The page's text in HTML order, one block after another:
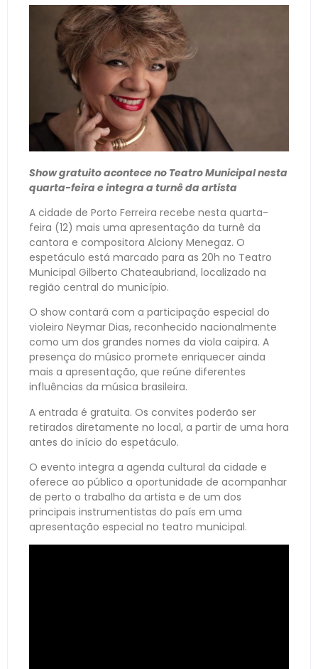
Show gratuito acontece no Teatro Municipal nesta
quarta-feira e integra a turnê da artista
A cidade de Porto Ferreira recebe nesta quarta-
feira (12) mais uma apresentação da turnê da
cantora e compositora Alciony Menegaz. O
espetáculo está marcado para as 20h no Teatro
Municipal Gilberto Chateaubriand, localizado na
região central do município.
O show contará com a participação especial do
violeiro Neymar Dias, reconhecido nacionalmente
como um dos grandes nomes da viola caipira. A
presença do músico promete enriquecer ainda
mais a apresentação, que reúne diferentes
influências da música brasileira.
A entrada é gratuita. Os convites poderão ser
retirados diretamente no local, a partir de uma hora
antes do início do espetáculo.
O evento integra a agenda cultural da cidade e
oferece ao público a oportunidade de acompanhar
de perto o trabalho da artista e de um dos
principais instrumentistas do país em uma
apresentação especial no teatro municipal.